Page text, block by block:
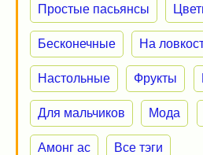
Простые пасьянсы
Бесконечные На
Настольные Фрукты
Для мальчиков Мода
Амонг ас Все тэги